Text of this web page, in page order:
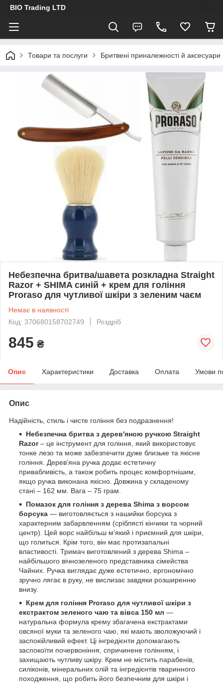
BIO Trading LTD
Товари та послуги Бритвені приналежності й аксесуари
Небезпечна бритва/шавета розкладна Straight
Razor + SHIMA синій + крем для гоління
Proraso для чутливої шкіри з зеленим чаєм
Немає в наявності
Код: 370680158702749
Роздріб
845 ₴
Опис Характеристики Доставка Оплата Умови
Опис
Надійність, стиль і чисте гоління без подразнення!
Небезпечна бритва з дерев'яною ручкою Straight
Razor– це інструмент для гоління, який використовує
тонке лезо та може забезпечити дуже близьке та якісне
гоління. Дерев'яна ручка додає естетичну
привабливість, а також робить процес комфортнішим,
якщо ручка виконана якісно. Довжина у складеному
стані – 162 мм. Вага – 75 грам.
Помазок для гоління з дерева Shima з ворсом
борсука — виготовляється з нашийки борсука з
характерним забарвленням (сріблясті кінчики та чорний
центр). Цей ворс найбільш м'який і приємний для шкіри,
що голиться. Крім того, він має протизапальні
властивості. Тримач виготовлений з дерева Shima –
найбільшого вічнозеленого представника сімейства
Чайних. Ручка виглядає дуже естетично, ергономічно
зручно лягає в руку, не вислизає завдяки розширенню
внизу.
Крем для гоління Proraso для чутливої шкіри з
екстрактом зеленого чаю та вівса 150 мл —
натуральна формула крему збагачена екстрактами
овсяної муки та зеленого чаю, які мають зволожуючий і
заспокійливий ефект. Ці інгредієнти допомагають
заспокоїти почервоніння, спричинене голінням, і
захищають чутливу шкіру. Крем не містить парабенів,
силіконів, мінеральних олій та інгредієнтів тваринного
походження, що робить його безпечним для шкіри і